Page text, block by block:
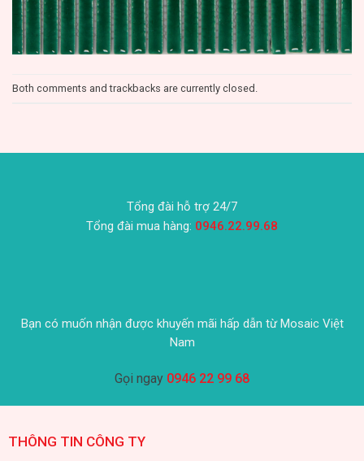
Both comments and trackbacks are currently closed.
Tổng đài hỗ trợ 24/7
Tổng đài mua hàng: 0946.22.99.68
Bạn có muốn nhận được khuyến mãi hấp dẫn từ Mosaic Việt
Nam
Gọi ngay 0946 22 99 68
THÔNG TIN CÔNG TY